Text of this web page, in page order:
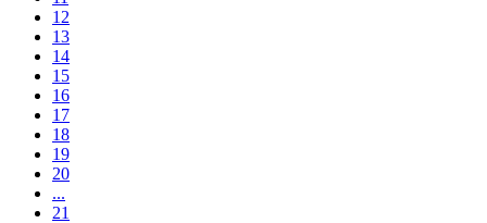
12
13
14
15
16
17
18
19
20
...
21